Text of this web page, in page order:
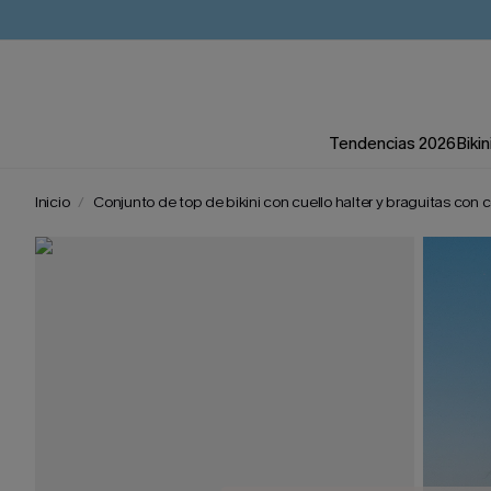
Tendencias 2026
Inicio Conjunto de top de bikini con cuello halter y braguitas con